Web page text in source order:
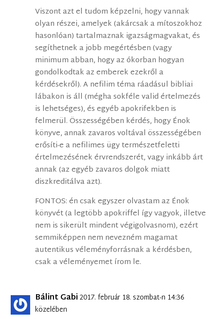
Viszont azt el tudom képzelni, hogy vannak
olyan részei, amelyek (akárcsak a mítoszokhoz
hasonlóan) tartalmaznak igazságmagvakat, és
segíthetnek a jobb megértésben (vagy
minimum abban, hogy az ókorban hogyan
gondolkodtak az emberek ezekről a
kérdésekről). A nefilim téma ráadásul bibliai
lábakon is áll (mégha sokféle valid értelmezés
is lehetséges), és egyéb apokrifekben is
felmerül. Összességében kérdés, hogy Énok
könyve, annak zavaros voltával összességében
erősíti-e a nefilimes ügy természetfeletti
értelmezésének érvrendszerét, vagy inkább árt
annak (az egyéb zavaros dolgok miatt
diszkreditálva azt).
FONTOS: én csak egyszer olvastam az Énok
könyvét (a legtöbb apokriffel így vagyok, illetve
nem is sikerült mindent végigolvasnom), ezért
semmiképpen nem nevezném magamat
autentikus véleményforrásnak a kérdésben,
csak a véleményemet írom le.
Bálint Gabi2017. február 18. szombat-n 14:36
közelében